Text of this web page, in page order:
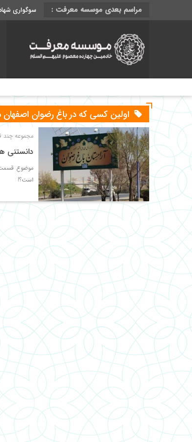
مراسم بعدی موسسه معرفت : سوگواری
اولین کسی که در باغ رضوان
مجموعه چند
دانستنی
موضوع
است؟!